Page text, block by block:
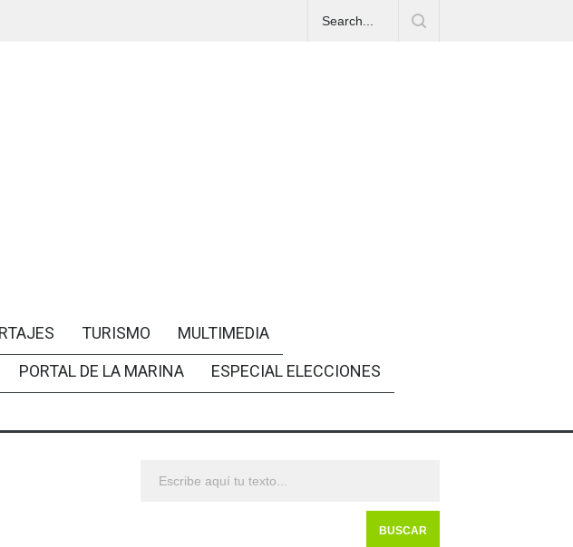
TURISMO
MULTIMEDIA
PORTAL DE LA MARINA
ESPECIAL ELECCIONES